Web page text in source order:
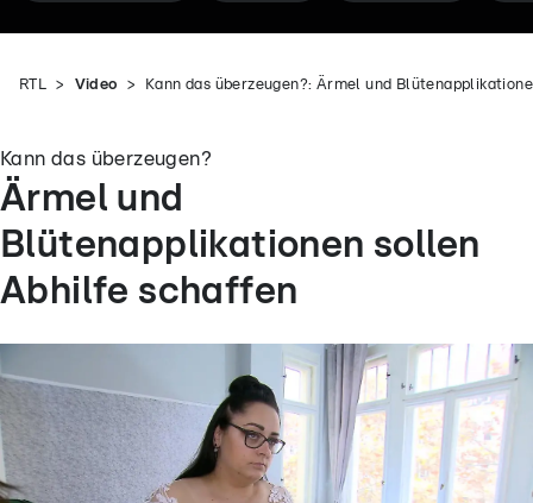
RTL Video Kann das überzeugen?: Ärmel und
Kann das überzeugen?
Ärmel und
Blütenapplikationen sollen
Abhilfe schaffen